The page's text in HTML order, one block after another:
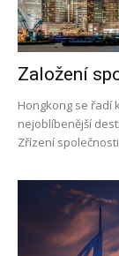
Založení
Hongkong se řadí
nejoblíbenější
Zřízení